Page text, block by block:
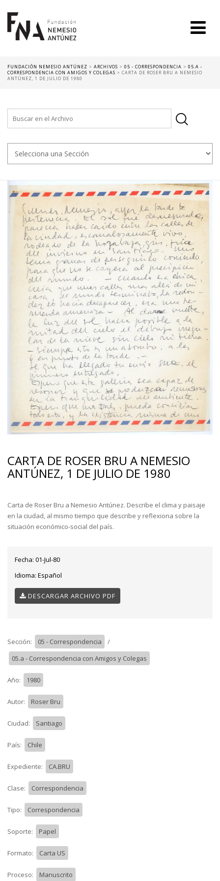
FUNDACIÓN NEMESIO ANTÚNEZ > ARCHIVOS > 05 - CORRESPONDENCIA > 05.A -
CORRESPONDENCIA CON AMIGOS Y COLEGAS > CARTA DE ROSER BRU A NEMESIO
ANTÚNEZ, 1 DE JULIO DE 1980
CARTA DE ROSER BRU A NEMESIO
ANTÚNEZ, 1 DE JULIO DE 1980
Carta de Roser Bru a Nemesio Antúnez. Describe el clima y paisaje
en la ciudad, al mismo tiempo que describe y reflexiona sobre la
situación económico-social del país.
Fecha: 01-Jul-80
Idioma: Español
DESCARGAR ARCHIVO PDF
Sección: 05 - Correspondencia
/
05.a - Correspondencia con Amigos y Colegas
Año: 1980
Autor: Roser Bru
Ciudad: Santiago
País: Chile
Expediente: CA.BRU
Clase: Correspondencia
Tipo: Correspondencia
Soporte: Papel
Formato: Carta US
Proceso: Manuscrito